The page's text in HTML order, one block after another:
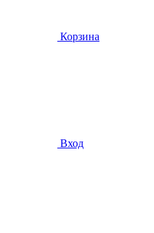
Корзина
Вход